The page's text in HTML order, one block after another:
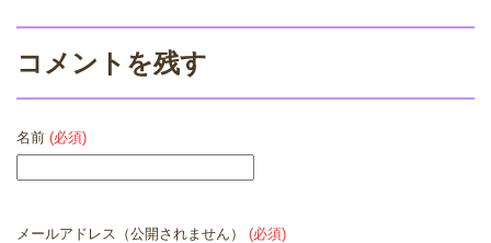
コメントを残す
名前 (必須)
メールアドレス（公開されません） (必須)